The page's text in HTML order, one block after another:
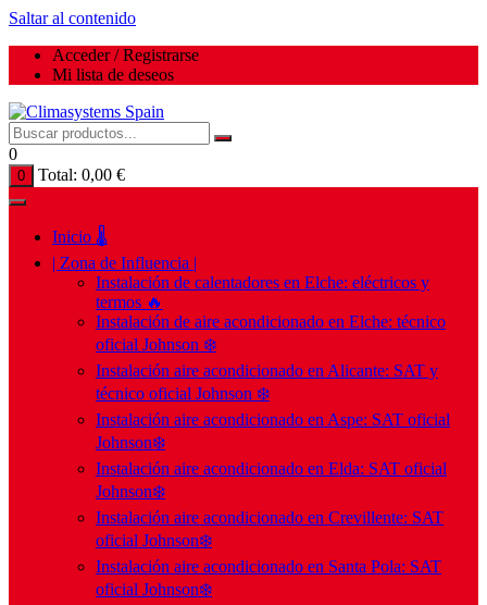
Saltar al contenido
Acceder / Registrarse
Mi lista de deseos
0
0 Total: 0,00 €
Inicio 🌡️
| Zona de Influencia |
Instalación de calentadores en Elche: eléctricos y
termos 🔥
Instalación de aire acondicionado en Elche: técnico
oficial Johnson ❄️
Instalación aire acondicionado en Alicante: SAT y
técnico oficial Johnson ❄️
Instalación aire acondicionado en Aspe: SAT oficial
Johnson❄️
Instalación aire acondicionado en Elda: SAT oficial
Johnson❄️
Instalación aire acondicionado en Crevillente: SAT
oficial Johnson❄️
Instalación aire acondicionado en Santa Pola: SAT
oficial Johnson❄️